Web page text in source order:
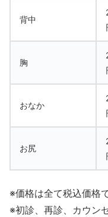
背中
胸
おなか
お尻
※価格は全て税込価格
※初診、再診、カウン